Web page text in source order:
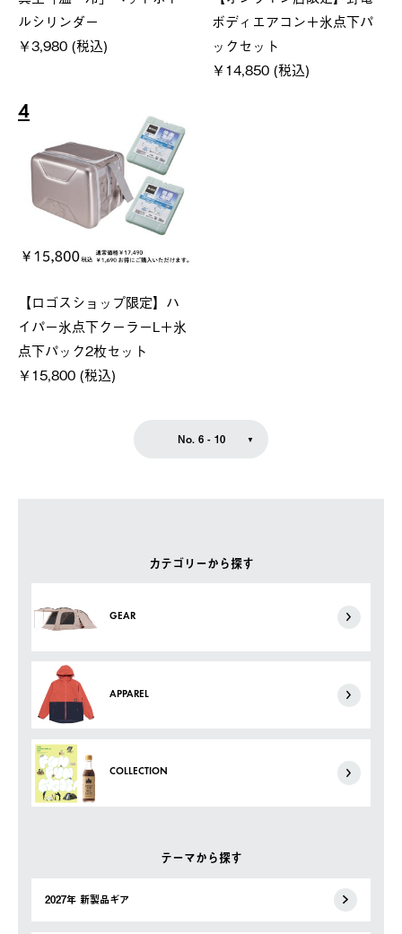
カテゴリーから探す
GEAR
APPAREL
COLLECTION
テーマから探す
2027年 新製品ギア
ルシリンダー
￥3,980 (税込)
ボディエアコン＋氷点下パ
ックセット
￥14,850 (税込)
4
【ロゴスショップ限定】ハ
イパー氷点下クーラーL＋氷
点下パック2枚セット
￥15,800 (税込)
No. 6 - 10